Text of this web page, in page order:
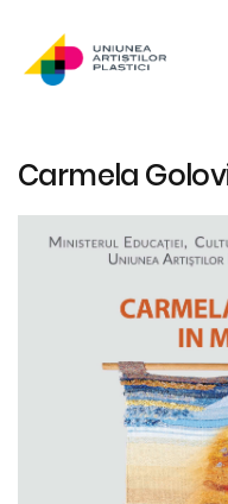
UAP Galerie
Carmela